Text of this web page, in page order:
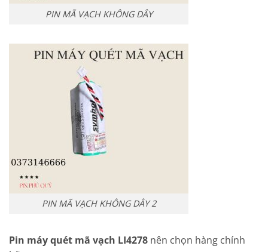
PIN MÃ VẠCH KHÔNG DÂY
PIN MÃ VẠCH KHÔNG DÂY 2
Pin máy quét mã vạch LI4278 nên chọn hàng chính